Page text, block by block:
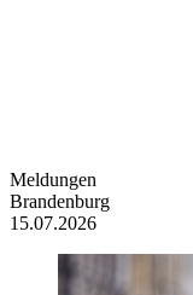
Meldungen
Brandenburg
15.07.2026